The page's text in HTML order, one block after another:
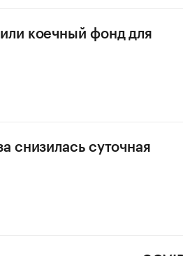
коечный фонд для
снизилась суточная